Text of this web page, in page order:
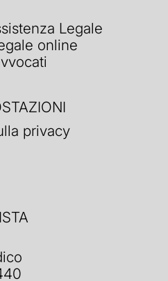
Legale
online
privacy